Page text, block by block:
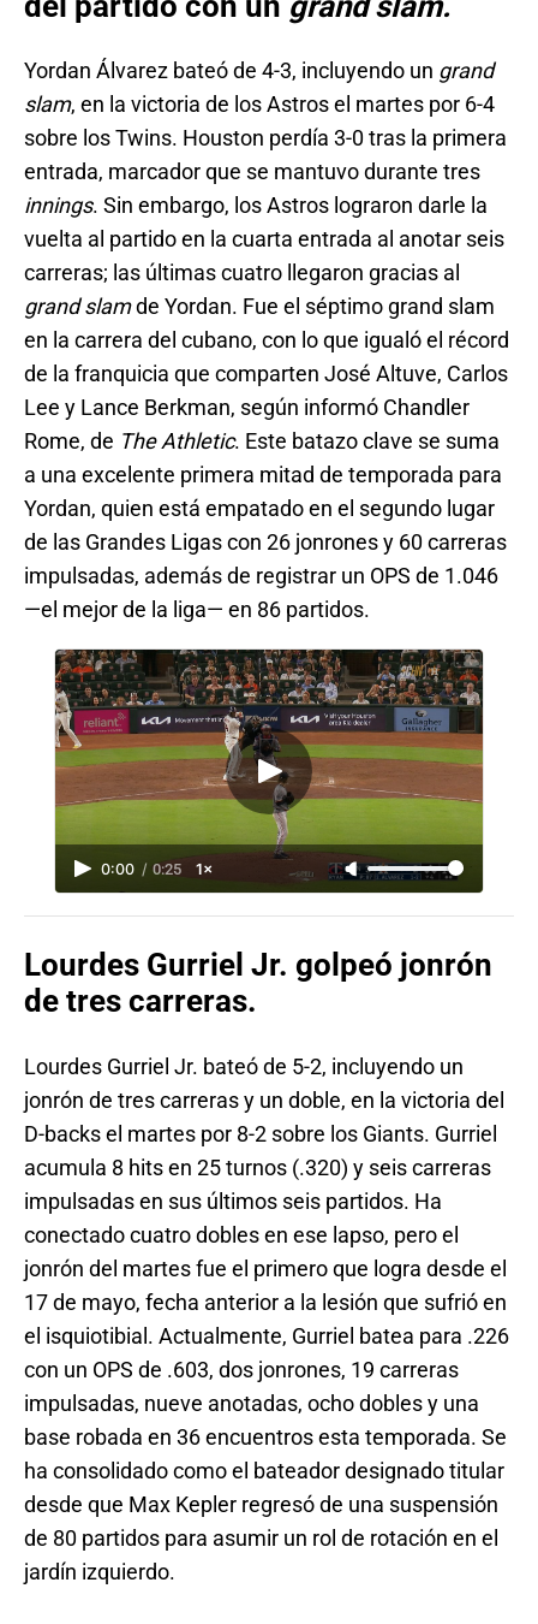
Yordan Álvarez bateó de 4-3, incluyendo un grand
slam, en la victoria de los Astros el martes por 6-4
sobre los Twins. Houston perdía 3-0 tras la primera
entrada, marcador que se mantuvo durante tres
innings. Sin embargo, los Astros lograron darle la
vuelta al partido en la cuarta entrada al anotar seis
carreras; las últimas cuatro llegaron gracias al
grand slamde Yordan. Fue el séptimo grand slam
en la carrera del cubano, con lo que igualó el récord
de la franquicia que comparten José Altuve, Carlos
Lee y Lance Berkman, según informó Chandler
Rome, de The Athletic. Este batazo clave se suma
a una excelente primera mitad de temporada para
Yordan, quien está empatado en el segundo lugar
de las Grandes Ligas con 26 jonrones y 60 carreras
impulsadas, además de registrar un OPS de 1.046
—el mejor de la liga— en 86 partidos.
0:00 / 0:25 1×
Lourdes Gurriel Jr. golpeó jonrón
de tres carreras.
Lourdes Gurriel Jr. bateó de 5-2, incluyendo un
jonrón de tres carreras y un doble, en la victoria del
D-backs el martes por 8-2 sobre los Giants. Gurriel
acumula 8 hits en 25 turnos (.320) y seis carreras
impulsadas en sus últimos seis partidos. Ha
conectado cuatro dobles en ese lapso, pero el
jonrón del martes fue el primero que logra desde el
17 de mayo, fecha anterior a la lesión que sufrió en
el isquiotibial. Actualmente, Gurriel batea para .226
con un OPS de .603, dos jonrones, 19 carreras
impulsadas, nueve anotadas, ocho dobles y una
base robada en 36 encuentros esta temporada. Se
ha consolidado como el bateador designado titular
desde que Max Kepler regresó de una suspensión
de 80 partidos para asumir un rol de rotación en el
jardín izquierdo.